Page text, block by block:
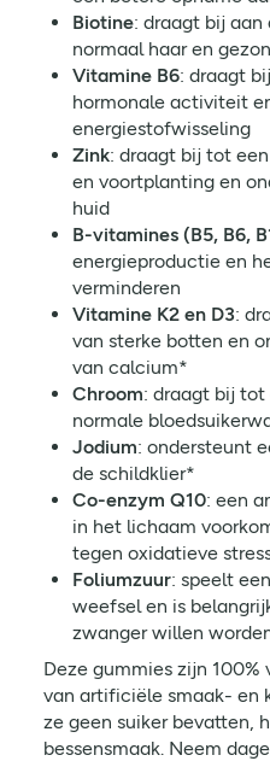
Biotine: draagt bij aan
normaal haar en
Vitamine B6: draagt
hormonale activiteit
energiestofwisseling
Zink: draagt bij tot
en voortplanting en
huid
B-vitamines (B5, B6,
energieproductie en
verminderen
Vitamine K2 en D3:
van sterke botten en
van calcium*
Chroom: draagt bij tot
normale
Jodium: ondersteunt
de schildklier*
Co-enzym Q10: een
in het lichaam
tegen oxidatieve
Foliumzuur: speelt
weefsel en is
zwanger willen
Deze gummies zijn
van artificiële smaak- en
ze geen suiker bevatten,
bessensmaak. Neem